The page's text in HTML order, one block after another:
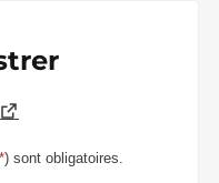
) sont obligatoires.